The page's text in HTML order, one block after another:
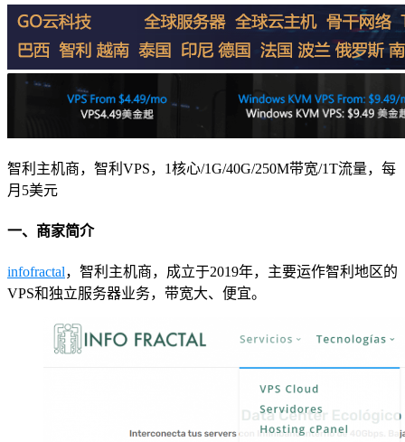
智利主机商，智利VPS，1核心/1G/40G/250M带宽/1T流量，每
月5美元
一、商家简介
infofractal，智利主机商，成立于2019年，主要运作智利地区的
VPS和独立服务器业务，带宽大、便宜。